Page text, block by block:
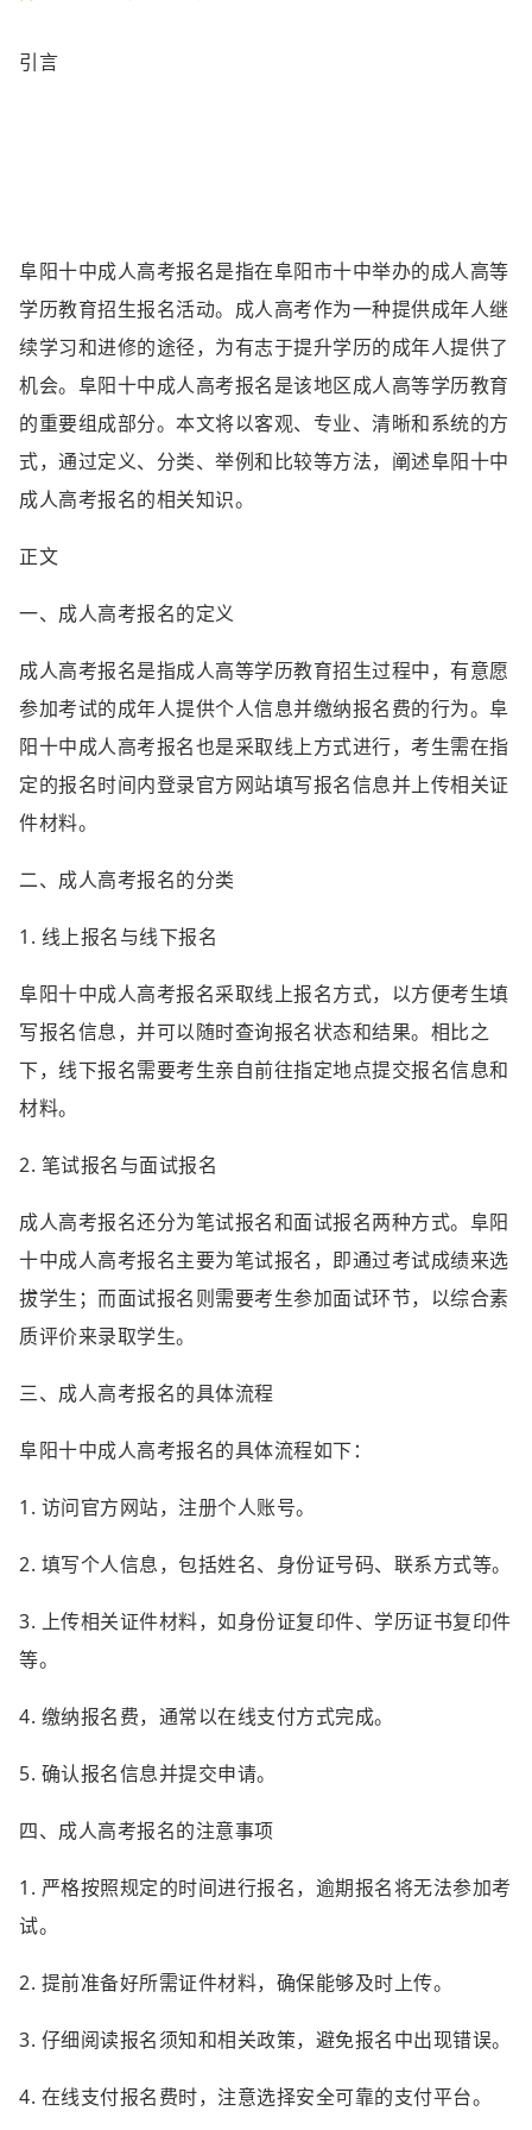
引言
阜阳十中成人高考报名是指在阜阳市十中举办的成人高等
学历教育招生报名活动。成人高考作为一种提供成年人继
续学习和进修的途径，为有志于提升学历的成年人提供了
机会。阜阳十中成人高考报名是该地区成人高等学历教育
的重要组成部分。本文将以客观、专业、清晰和系统的方
式，通过定义、分类、举例和比较等方法，阐述阜阳十中
成人高考报名的相关知识。
正文
一、成人高考报名的定义
成人高考报名是指成人高等学历教育招生过程中，有意愿
参加考试的成年人提供个人信息并缴纳报名费的行为。阜
阳十中成人高考报名也是采取线上方式进行，考生需在指
定的报名时间内登录官方网站填写报名信息并上传相关证
件材料。
二、成人高考报名的分类
1. 线上报名与线下报名
阜阳十中成人高考报名采取线上报名方式，以方便考生填
写报名信息，并可以随时查询报名状态和结果。相比之
下，线下报名需要考生亲自前往指定地点提交报名信息和
材料。
2. 笔试报名与面试报名
成人高考报名还分为笔试报名和面试报名两种方式。阜阳
十中成人高考报名主要为笔试报名，即通过考试成绩来选
拔学生；而面试报名则需要考生参加面试环节，以综合素
质评价来录取学生。
三、成人高考报名的具体流程
阜阳十中成人高考报名的具体流程如下：
1. 访问官方网站，注册个人账号。
2. 填写个人信息，包括姓名、身份证号码、联系方式等。
3. 上传相关证件材料，如身份证复印件、学历证书复印件
等。
4. 缴纳报名费，通常以在线支付方式完成。
5. 确认报名信息并提交申请。
四、成人高考报名的注意事项
1. 严格按照规定的时间进行报名，逾期报名将无法参加考
试。
2. 提前准备好所需证件材料，确保能够及时上传。
3. 仔细阅读报名须知和相关政策，避免报名中出现错误。
4. 在线支付报名费时，注意选择安全可靠的支付平台。